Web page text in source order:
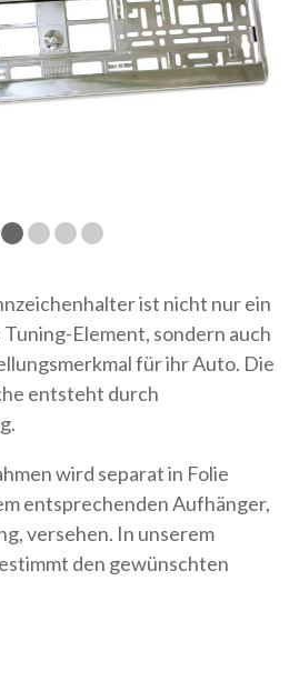
ist nicht nur ein
Element, sondern auch
für ihr Auto. Die
entsteht durch
wird separat in Folie
entsprechenden Aufhänger,
versehen. In unserem
den gewünschten